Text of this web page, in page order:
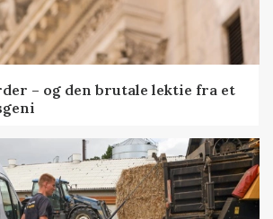
– og den brutale lektie fra et